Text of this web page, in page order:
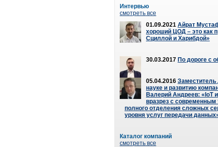
Интервью
смотреть все
01.09.2021 Айрат
хороший ЦОД – это как
Сциллой и Харибдой»
30.03.2017 По дороге с
05.04.2016 Заместитель
науке и развитию
Валерий Андреев: «IoT
вразрез с современным
полного отделения сложных
уровня услуг передачи
Каталог компаний
смотреть все